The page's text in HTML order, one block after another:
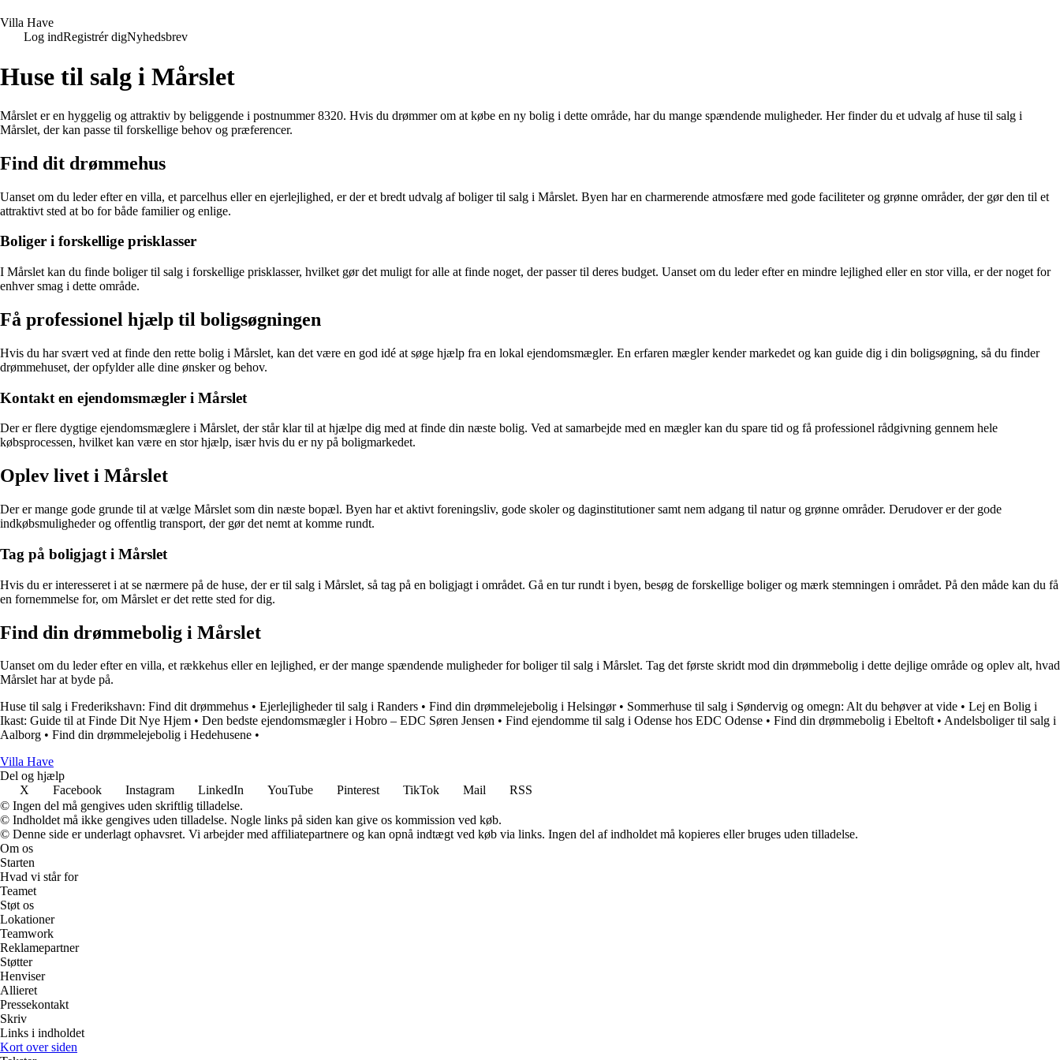
Villa Have
Log indRegistrér digNyhedsbrev
Huse til salg i Mårslet
Mårslet er en hyggelig og attraktiv by beliggende i postnummer 8320. Hvis du drømmer om at købe en ny bolig i dette område, har du mange spændende muligheder. Her finder du et udvalg af huse til salg i
Mårslet, der kan passe til forskellige behov og præferencer.
Find dit drømmehus
Uanset om du leder efter en villa, et parcelhus eller en ejerlejlighed, er der et bredt udvalg af boliger til salg i Mårslet. Byen har en charmerende atmosfære med gode faciliteter og grønne områder, der gør den til et
attraktivt sted at bo for både familier og enlige.
Boliger i forskellige prisklasser
I Mårslet kan du finde boliger til salg i forskellige prisklasser, hvilket gør det muligt for alle at finde noget, der passer til deres budget. Uanset om du leder efter en mindre lejlighed eller en stor villa, er der noget for
enhver smag i dette område.
Få professionel hjælp til boligsøgningen
Hvis du har svært ved at finde den rette bolig i Mårslet, kan det være en god idé at søge hjælp fra en lokal ejendomsmægler. En erfaren mægler kender markedet og kan guide dig i din boligsøgning, så du finder
drømmehuset, der opfylder alle dine ønsker og behov.
Kontakt en ejendomsmægler i Mårslet
Der er flere dygtige ejendomsmæglere i Mårslet, der står klar til at hjælpe dig med at finde din næste bolig. Ved at samarbejde med en mægler kan du spare tid og få professionel rådgivning gennem hele
købsprocessen, hvilket kan være en stor hjælp, især hvis du er ny på boligmarkedet.
Oplev livet i Mårslet
Der er mange gode grunde til at vælge Mårslet som din næste bopæl. Byen har et aktivt foreningsliv, gode skoler og daginstitutioner samt nem adgang til natur og grønne områder. Derudover er der gode
indkøbsmuligheder og offentlig transport, der gør det nemt at komme rundt.
Tag på boligjagt i Mårslet
Hvis du er interesseret i at se nærmere på de huse, der er til salg i Mårslet, så tag på en boligjagt i området. Gå en tur rundt i byen, besøg de forskellige boliger og mærk stemningen i området. På den måde kan du få
en fornemmelse for, om Mårslet er det rette sted for dig.
Find din drømmebolig i Mårslet
Uanset om du leder efter en villa, et rækkehus eller en lejlighed, er der mange spændende muligheder for boliger til salg i Mårslet. Tag det første skridt mod din drømmebolig i dette dejlige område og oplev alt, hvad
Mårslet har at byde på.
Huse til salg i Frederikshavn: Find dit drømmehus • Ejerlejligheder til salg i Randers • Find din drømmelejebolig i Helsingør• Sommerhuse til salg i Søndervig og omegn: Alt du behøver at vide • Lej en Bolig i
Ikast: Guide til at Finde Dit Nye Hjem • Den bedste ejendomsmægler i Hobro – EDC Søren Jensen • Find ejendomme til salg i Odense hos EDC Odense • Find din drømmebolig i Ebeltoft• Andelsboliger til salg i
Aalborg • Find din drømmelejebolig i Hedehusene •
Villa Have
Del og hjælp
X
Facebook Instagram LinkedIn YouTube Pinterest TikTok Mail
RSS
© Ingen del må gengives uden skriftlig tilladelse.
© Indholdet må ikke gengives uden tilladelse. Nogle links på siden kan give os kommission ved køb.
© Denne side er underlagt ophavsret. Vi arbejder med affiliatepartnere og kan opnå indtægt ved køb via links. Ingen del af indholdet må kopieres eller bruges uden tilladelse.
Om os
Starten
Hvad vi står for
Teamet
Støt os
Lokationer
Teamwork
Reklamepartner
Støtter
Henviser
Allieret
Pressekontakt
Skriv
Links i indholdet
Kort over siden